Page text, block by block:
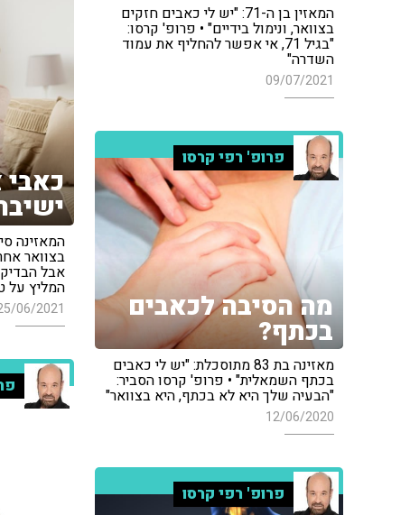
המאזין בן ה-71: "יש לי כאבים חזקים
בצוואר, ונימול בידיים" • פרופ' קרסו:
"בגיל 71, אי אפשר להחליף את עמוד
השדרה"
09/07/2021
כאבי
המאזינה
בצוואר
אבל
המליץ על
06/2021
פרופ' רפי קרסו
מה הסיבה לכאבים
בכתף?
מאזינה בת 83 מתוסכלת: "יש לי כאבים
בכתף השמאלית" • פרופ' קרסו הסביר:
"הבעיה שלך היא לא בכתף, היא בצוואר"
12/06/2020
פרופ' רפי קרסו